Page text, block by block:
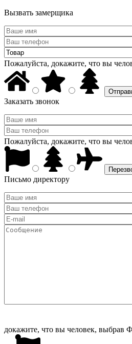
Вызвать замерщика
Пожалуйста, докажите, что вы
Заказать звонок
Пожалуйста, докажите, что вы
Письмо директору
докажите, что вы человек, выбрав